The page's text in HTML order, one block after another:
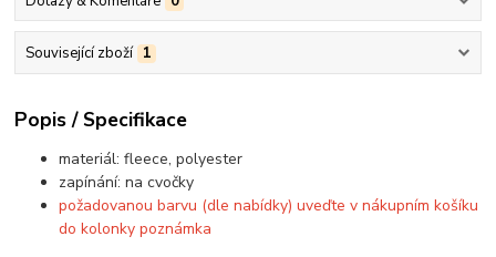
Související zboží 1
Popis / Specifikace
materiál: fleece, polyester
zapínání: na cvočky
požadovanou barvu (dle nabídky) uveďte v nákupním košíku
do kolonky poznámka